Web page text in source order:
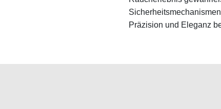
Präzision und Eleganz